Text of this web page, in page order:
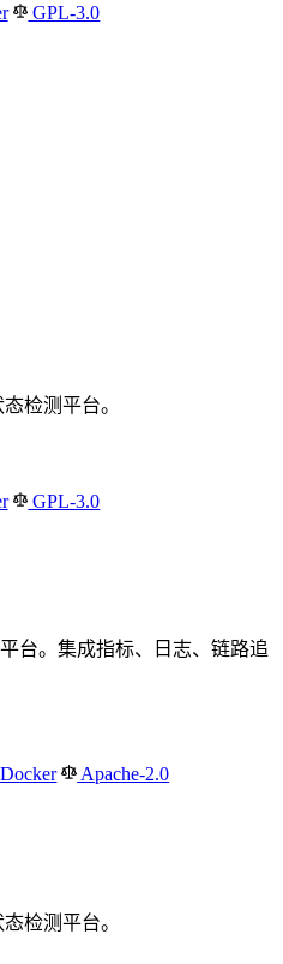
GPL-3.0
检测平台。
GPL-3.0
台。集成指标、日志、链路追
Docker Apache-2.0
检测平台。